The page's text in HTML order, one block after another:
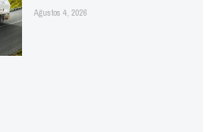
Ağustos 4, 2026